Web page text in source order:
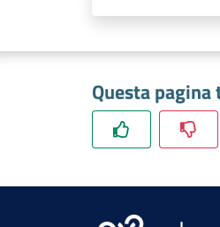
Questa